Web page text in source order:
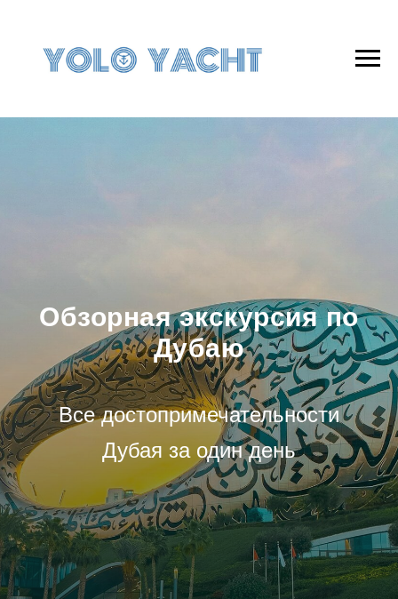
Обзорная экскурсия по
Дубаю
Все достопримечательности
Дубая за один день